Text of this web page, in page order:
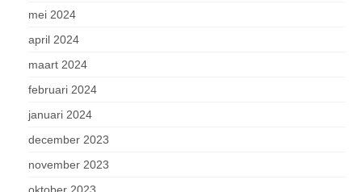
mei 2024
april 2024
maart 2024
februari 2024
januari 2024
december 2023
november 2023